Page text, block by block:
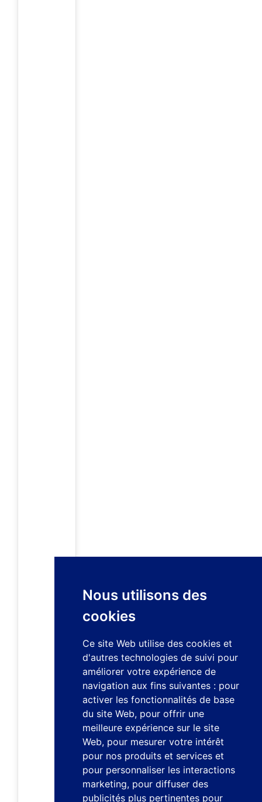
Nous utilisons des
cookies
Ce site Web utilise des cookies et
d'autres technologies de suivi pour
améliorer votre expérience de
navigation aux fins suivantes : pour
activer les fonctionnalités de base
du site Web, pour offrir une
meilleure expérience sur le site
Web, pour mesurer votre intérêt
pour nos produits et services et
pour personnaliser les interactions
marketing, pour diffuser des
publicités plus pertinentes pour